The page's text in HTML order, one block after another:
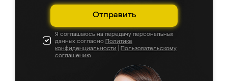
Отправить
Я соглашаюсь на передачу персональных
данных согласно Политике
конфиденциальности
Пользовательскому
соглашению